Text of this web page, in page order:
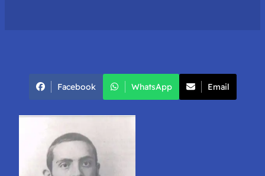
Facebook WhatsApp Email